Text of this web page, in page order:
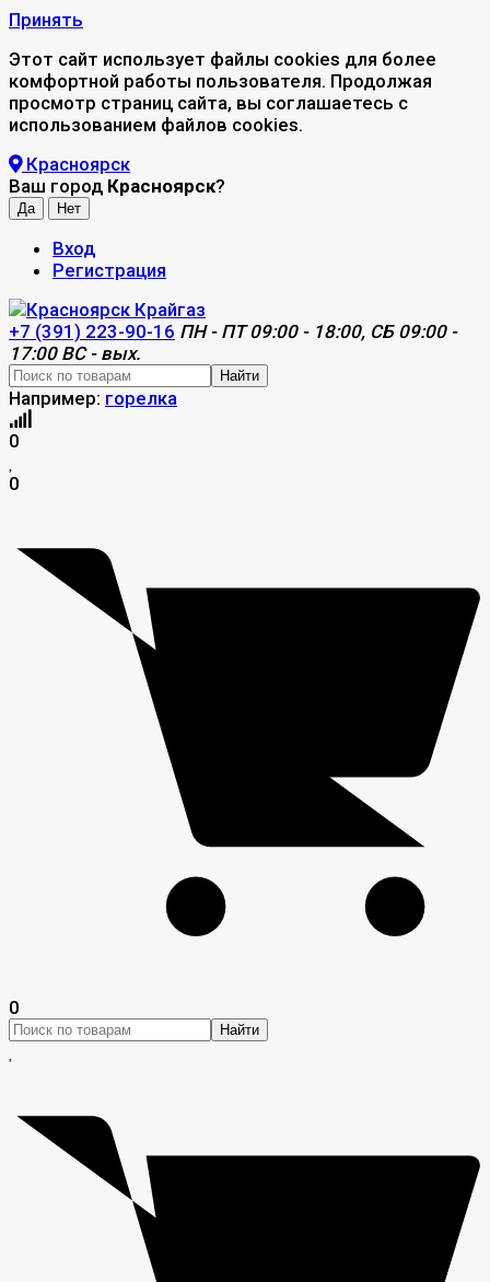
Принять
Этот сайт использует файлы cookies для более
комфортной работы пользователя. Продолжая
просмотр страниц сайта, вы соглашаетесь с
использованием файлов cookies.
Красноярск
Ваш город Красноярск?
Вход
Регистрация
+7 (391) 223-90-16 ПН - ПТ 09:00 - 18:00, СБ 09:00 -
17:00 ВС - вых.
Найти
Например: горелка
0
0
0
Найти